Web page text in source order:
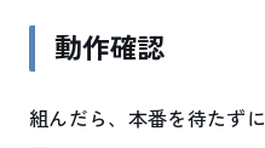
動作確認
組んだら、本番を待たずに